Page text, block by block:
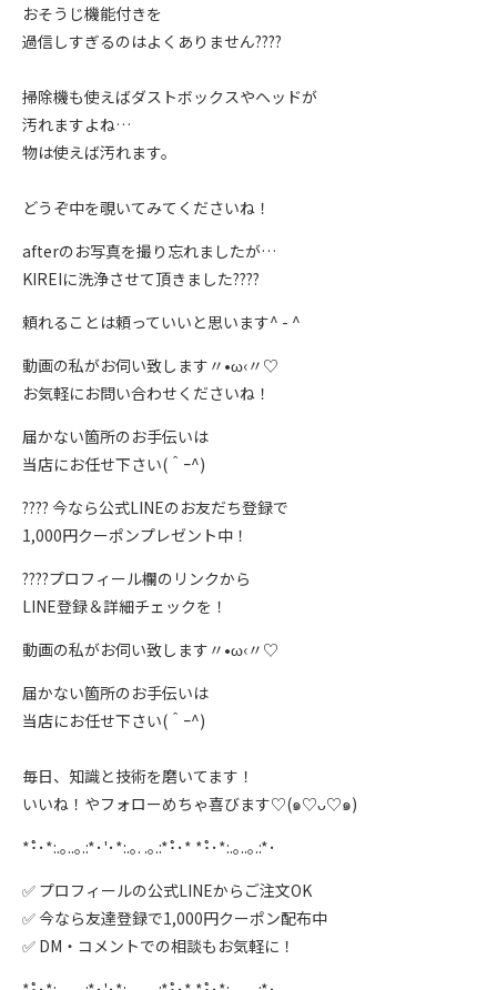
おそうじ機能付きを
過信しすぎるのはよくありません????
掃除機も使えばダストボックスやヘッドが
汚れますよね…
物は使えば汚れます。
どうぞ中を覗いてみてくださいね！
afterのお写真を撮り忘れましたが…
KIREIに洗浄させて頂きました????
頼れることは頼っていいと思います^ - ^
動画の私がお伺い致します〃•ω‹〃♡
お気軽にお問い合わせくださいね！
届かない箇所のお手伝いは
当店にお任せ下さい(＾ｰ^)
???? 今なら公式LINEのお友だち登録で
1,000円クーポンプレゼント中！
????プロフィール欄のリンクから
LINE登録＆詳細チェックを！
動画の私がお伺い致します〃•ω‹〃♡
届かない箇所のお手伝いは
当店にお任せ下さい(＾ｰ^)
⁡毎日、知識と技術を磨いてます！
いいね！やフォローめちゃ喜びます♡(๑♡ᴗ♡๑)
*･゚゚･*:.｡..｡.:*･'･*:.｡. .｡.:*･゚゚･* *･゚゚･*:.｡..｡.:*･
✅ プロフィールの公式LINEからご注文OK
✅ 今なら友達登録で1,000円クーポン配布中
✅ DM・コメントでの相談もお気軽に！